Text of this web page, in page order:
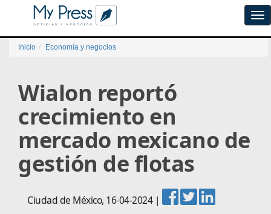
Inicio Economía y negocios
Wialon reportó
crecimiento en
mercado mexicano de
gestión de flotas
Ciudad de México, 16-04-2024|